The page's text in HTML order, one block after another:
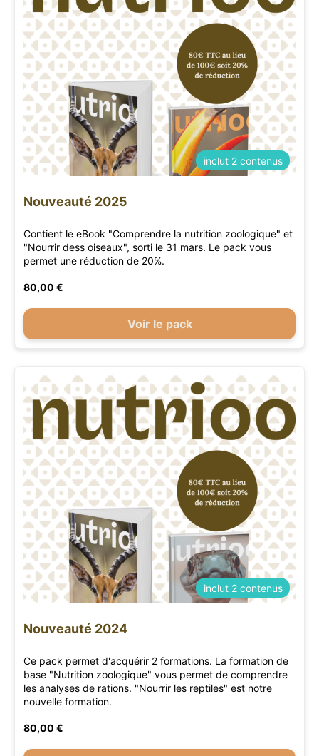
inclut 2 contenus
Nouveauté 2025
Contient le eBook "Comprendre la nutrition zoologique" et
"Nourrir dess oiseaux", sorti le 31 mars. Le pack vous
permet une réduction de 20%.
80,00 €
Voir le pack
inclut 2 contenus
Nouveauté 2024
Ce pack permet d'acquérir 2 formations. La formation de
base "Nutrition zoologique" vous permet de comprendre
les analyses de rations. "Nourrir les reptiles" est notre
nouvelle formation.
80,00 €